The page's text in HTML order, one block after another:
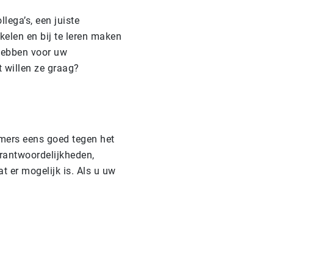
een juiste
en bij te leren maken
voor uw
willen ze graag?
eens goed tegen het
er mogelijk is. Als u uw